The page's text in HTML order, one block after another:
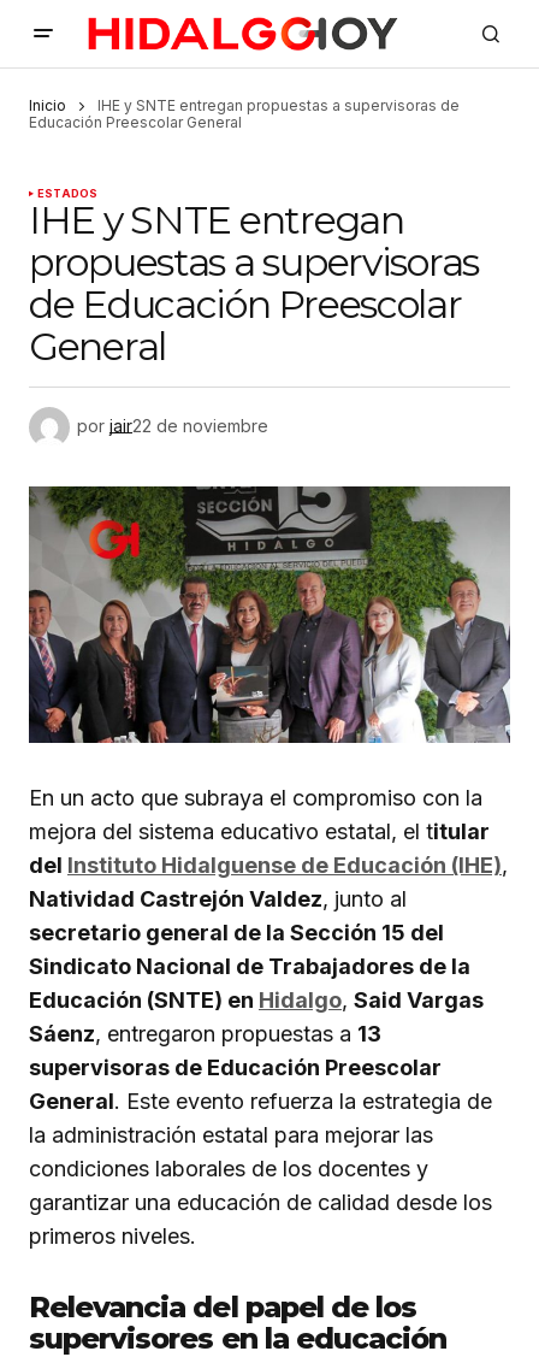
Inicio
IHE y SNTE entregan propuestas a supervisoras de
Educación Preescolar General
ESTADOS
IHE y SNTE entregan
propuestas a supervisoras
de Educación Preescolar
General
por jair22 de noviembre
En un acto que subraya el compromiso con la
mejora del sistema educativo estatal, el titular
del Instituto Hidalguense de Educación (IHE),
Natividad Castrejón Valdez, junto al
secretario general de la Sección 15 del
Sindicato Nacional de Trabajadores de la
Educación (SNTE) en Hidalgo, Said Vargas
Sáenz, entregaron propuestas a 13
supervisoras de Educación Preescolar
General. Este evento refuerza la estrategia de
la administración estatal para mejorar las
condiciones laborales de los docentes y
garantizar una educación de calidad desde los
primeros niveles.
Relevancia del papel de los
supervisores en la educación